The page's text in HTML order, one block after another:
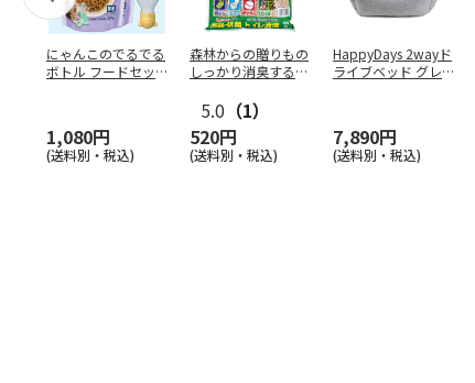
にゃんこのでるでる
ボトル フードセッ
1,080円
(送料別・税込)
森林からの贈りもの
しっかり消臭するひ
5.0 （1）
520円
(送料別・税込)
HappyDays 2wayド
ライブベッド グレ
7,890円
(送料別・税込)